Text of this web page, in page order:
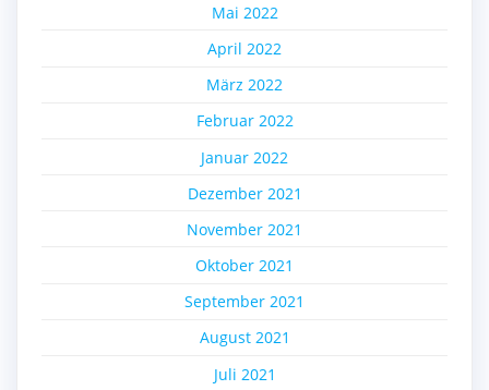
Mai 2022
April 2022
März 2022
Februar 2022
Januar 2022
Dezember 2021
November 2021
Oktober 2021
September 2021
August 2021
Juli 2021